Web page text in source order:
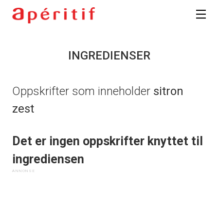
INGREDIENSER
Oppskrifter som inneholder sitron
zest
Det er ingen oppskrifter knyttet til
ingrediensen